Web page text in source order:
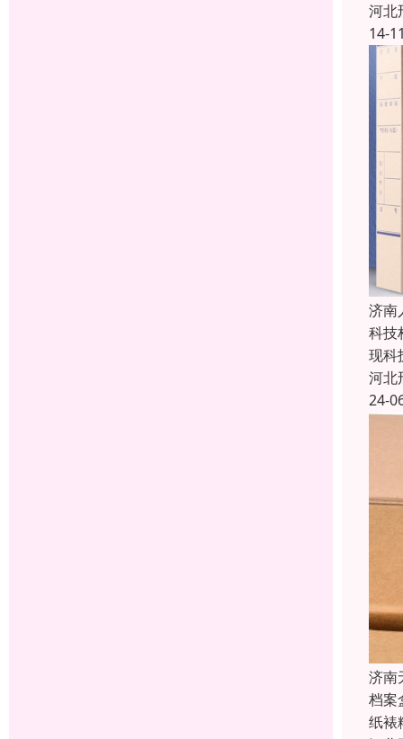
河北
14-
济南
科技
现科
河北
24-
济南
档案
纸裱